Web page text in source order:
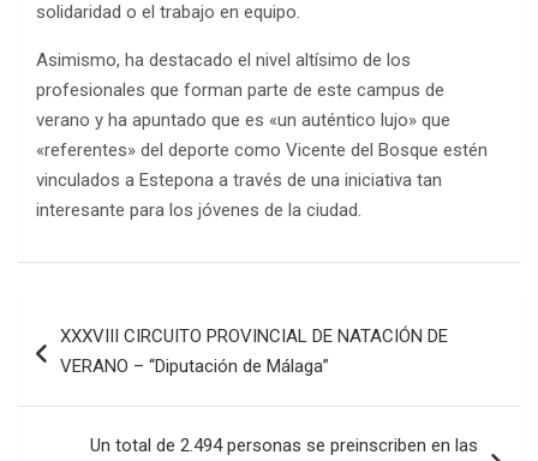
solidaridad o el trabajo en equipo.
Asimismo, ha destacado el nivel altísimo de los
profesionales que forman parte de este campus de
verano y ha apuntado que es «un auténtico lujo» que
«referentes» del deporte como Vicente del Bosque estén
vinculados a Estepona a través de una iniciativa tan
interesante para los jóvenes de la ciudad.
de
XXXVIII CIRCUITO PROVINCIAL DE NATACIÓN DE
VERANO – “Diputación de Málaga”
Un total de 2.494 personas se preinscriben en las